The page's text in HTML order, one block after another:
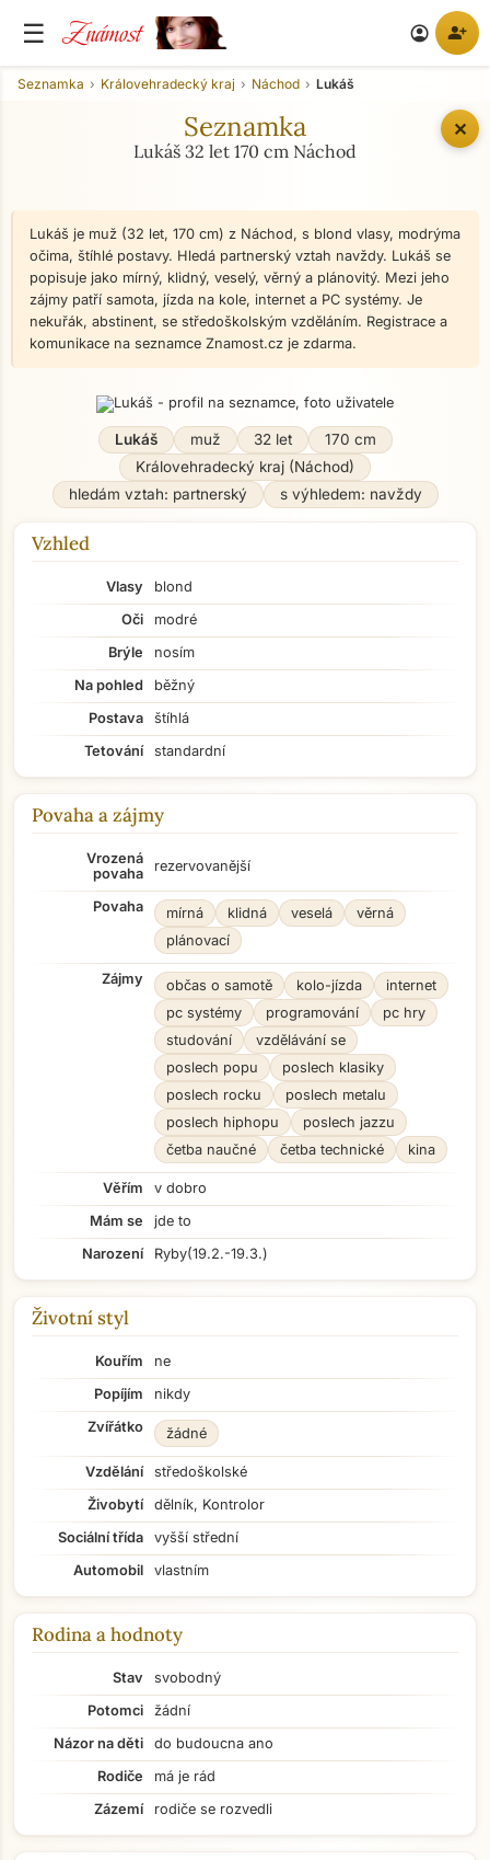
☰ Známost account_circle person_add
✕
Seznamka Královehradecký kraj Náchod Lukáš
Seznamka
Lukáš 32 let 170 cm Náchod
Lukáš je muž (32 let, 170 cm) z Náchod, s blond vlasy, modrýma
očima, štíhlé postavy. Hledá partnerský vztah navždy. Lukáš se
popisuje jako mírný, klidný, veselý, věrný a plánovitý. Mezi jeho
zájmy patří samota, jízda na kole, internet a PC systémy. Je
nekuřák, abstinent, se středoškolským vzděláním. Registrace a
komunikace na seznamce Znamost.cz je zdarma.
Lukáš muž 32 let
170 cm
Královehradecký kraj (Náchod)
hledám vztah: partnerský
s výhledem: navždy
Vzhled
Vlasy
blond
Oči
modré
Brýle
nosím
Na pohled
běžný
Postava
štíhlá
Tetování
standardní
Povaha a zájmy
Vrozená
povaha
rezervovanější
Povaha mírná klidná veselá
věrná
plánovací
Zájmy občas o samotě kolo-jízda
internet
pc systémy
programování
pc hry
studování
vzdělávání se
poslech popu
poslech klasiky
poslech rocku
poslech metalu
poslech hiphopu
poslech jazzu
četba naučné
četba technické kina
Věřím
v dobro
Mám se
jde to
Narození
Ryby(19.2.-19.3.)
Životní styl
Kouřím
ne
Popíjím
nikdy
Zvířátko
žádné
Vzdělání
středoškolské
Živobytí
dělník, Kontrolor
Sociální třída
vyšší střední
Automobil
vlastním
Rodina a hodnoty
Stav
svobodný
Potomci
žádní
Názor na děti
do budoucna ano
Rodiče
má je rád
Zázemí
rodiče se rozvedli